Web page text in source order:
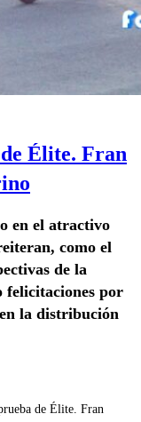
Élite. Fran
en el atractivo
como el
de la
felicitaciones por
la distribución
de Élite. Fran